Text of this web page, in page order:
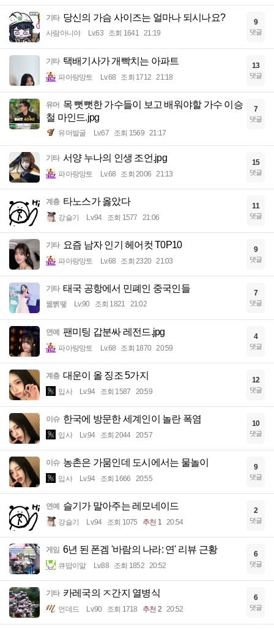
기타 당신의 가슴 사이즈는 얼마나 되시나요?
사람아니야 Lv.63 조회 1641 21:19
9
댓글
기타 택배기사가 개빡치는 아파트
파아랑망토 Lv.68 조회 1712 21:18
13
댓글
유머 목 뻣뻣한 가수들이 보고 배워야할 가수 이승
철 마인드.jpg
유머발굴 Lv.67 조회 1569 21:17
7
댓글
기타 서양 누나의 인생 조언.jpg
파아랑망토 Lv.68 조회 2006 21:13
15
댓글
계층 타노스가 옳았다
강슬기 Lv.94 조회 1577 21:06
11
댓글
기타 요즘 남자 인기 헤어컷 T0P10
파아랑망토 Lv.68 조회 2320 21:03
9
댓글
기타 태국 공항에서 민폐인 중국인들
꿻뻵뗗 Lv.90 조회 1821 21:02
7
댓글
연예 팬미팅 갑분싸 레전드.jpg
파아랑망토 Lv.68 조회 1870 20:59
4
댓글
계층 대운이 올 징조 5가지
입사 Lv.94 조회 1587 20:59
12
댓글
이슈 한국에 방문한 세계인이 놀란 폭염
입사 Lv.94 조회 2044 20:57
10
댓글
이슈 농촌은 가뭄인데 도시에서는 물놀이
입사 Lv.94 조회 1666 20:55
9
댓글
연예 슬기가 말아주는 레모네이드
강슬기 Lv.94 조회 1075 추천 1 20:54
2
댓글
게임 6년 된 폰겜 '바람의 나라: 연' 리뷰 근황
큐땁이알 Lv.88 조회 1852 20:52
6
댓글
기타 카레국의 ㅈ간지 열병식
언데드 Lv.90 조회 1718 추천 2 20:52
6
댓글